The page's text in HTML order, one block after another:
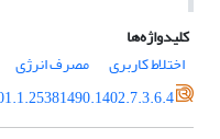
کلیدواژه‌ها
اختلاط کاربری
مصرف انرژی